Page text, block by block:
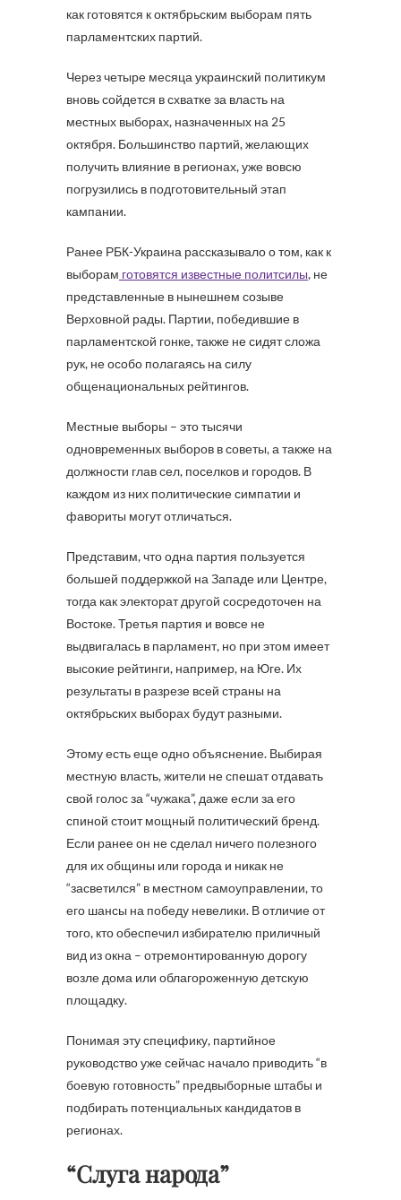
как готовятся к октябрьским выборам пять
парламентских партий.
Через четыре месяца украинский политикум
вновь сойдется в схватке за власть на
местных выборах, назначенных на 25
октября. Большинство партий, желающих
получить влияние в регионах, уже вовсю
погрузились в подготовительный этап
кампании.
Ранее РБК-Украина рассказывало о том, как к
выборам готовятся известные политсилы, не
представленные в нынешнем созыве
Верховной рады. Партии, победившие в
парламентской гонке, также не сидят сложа
рук, не особо полагаясь на силу
общенациональных рейтингов.
Местные выборы – это тысячи
одновременных выборов в советы, а также на
должности глав сел, поселков и городов. В
каждом из них политические симпатии и
фавориты могут отличаться.
Представим, что одна партия пользуется
большей поддержкой на Западе или Центре,
тогда как электорат другой сосредоточен на
Востоке. Третья партия и вовсе не
выдвигалась в парламент, но при этом имеет
высокие рейтинги, например, на Юге. Их
результаты в разрезе всей страны на
октябрьских выборах будут разными.
Этому есть еще одно объяснение. Выбирая
местную власть, жители не спешат отдавать
свой голос за “чужака”, даже если за его
спиной стоит мощный политический бренд.
Если ранее он не сделал ничего полезного
для их общины или города и никак не
“засветился” в местном самоуправлении, то
его шансы на победу невелики. В отличие от
того, кто обеспечил избирателю приличный
вид из окна – отремонтированную дорогу
возле дома или облагороженную детскую
площадку.
Понимая эту специфику, партийное
руководство уже сейчас начало приводить “в
боевую готовность” предвыборные штабы и
подбирать потенциальных кандидатов в
регионах.
“Слуга народа”